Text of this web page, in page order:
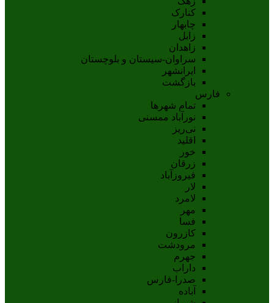
کنارک
چابهار
زابل
زاهدان
سراوان-سيستان و بلوچستان
ايرانشهر
بازگشت
فارس
تمام شهر‌ها
نورآباد ممسنی
نی‌ریز
اقلید
خور
زرقان
فیروزآباد
لار
لامرد
مهر
فسا
کازرون
مرودشت
جهرم
داراب
صدرا-فارس
آباده